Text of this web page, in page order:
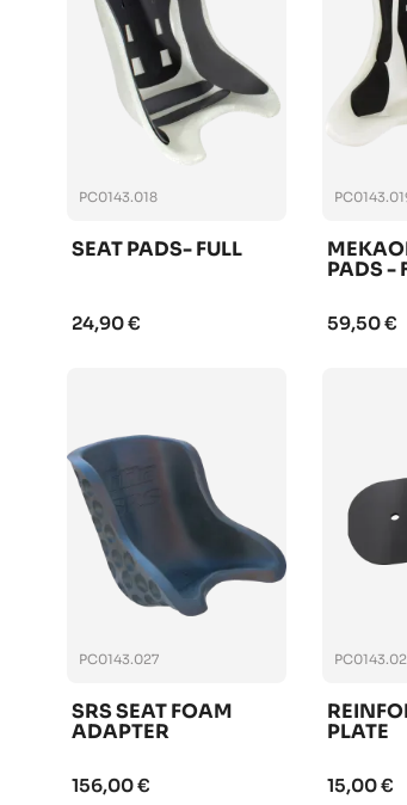
PC0143.018
SEAT PADS- FULL
24,90 €
PADS -
59,50 €
PC0143.027
SRS SEAT FOAM
ADAPTER
156,00 €
PLATE
15,00 €